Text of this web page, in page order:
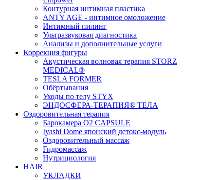
Контурная интимная пластика
ANTY AGE - интимное омоложение
Интимный пилинг
Ультразвуковая диагностика
Анализы и дополнительные услуги
Коррекция фигуры
Акустическая волновая терапия STORZ
MEDICAL®
TESLA FORMER
Обёртывания
Уходы по телу STYX
ЭНДОСФЕРА-ТЕРАПИЯ® ТЕЛА
Оздоровительная терапия
Барокамера O2 CAPSULE
Iyashi Dome японский детокс-модуль
Оздоровительный массаж
Гидромассаж
Нутрициология
HAIR
УКЛАДКИ